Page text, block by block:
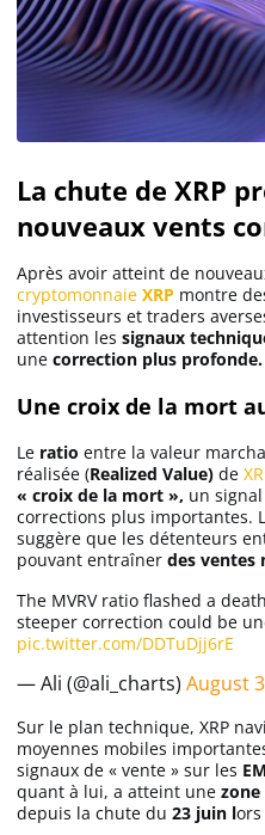
La chute de XRP
nouveaux vents
Après avoir atteint de
cryptomonnaie XRP montre
investisseurs et traders
attention les signaux
une correction plus profonde.
Une croix de la mort
Le ratio entre la valeur
réalisée (Realized Value) de
« croix de la mort », un
corrections plus importantes.
suggère que les détenteurs
pouvant entraîner des ventes
The MVRV ratio flashed a
steeper correction could be
pic.twitter.com/DDTuDjj6rE
— Ali (@ali_charts) August
Sur le plan technique, XRP
moyennes mobiles
signaux de « vente » sur les
quant à lui, a atteint une
depuis la chute du 23 juin l